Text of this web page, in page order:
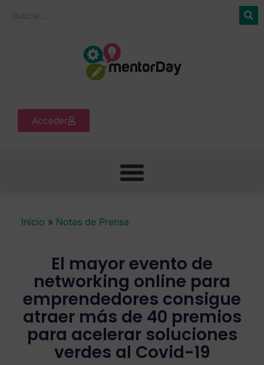
Acceder
Inicio » Notas de Prensa
El mayor evento de
networking online para
emprendedores consigue
atraer más de 40 premios
para acelerar soluciones
verdes al Covid-19